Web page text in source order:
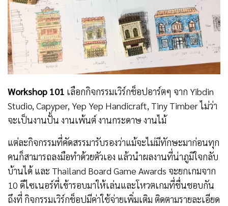
Workshop 101 เลือกกิจกรรมเวิร์กช็อปอาร์ตๆ จาก Yibdin
Studio, Capyper, Yep Yep Handicraft, Tiny Timber ไม่ว่า
จะเป็นงานปั้น งานเพ้นต์ งานกระดาษ งานไม้
แต่ละกิจกรรมที่คัดสรรมารับรองว่าแม้จะไม่มีทักษะมาก่อนทุก
คนก็สามารถลงมือทำด้วยตัวเอง แล้วนำผลงานที่น่าภูมิใจกลับ
บ้านได้ และ Thailand Board Game Awards จะยกเกมจาก
10 ดีไซเนอร์ที่เข้ารอบมาให้เล่นและโหวตเกมที่ชื่นชอบกัน
ถึงที่ กิจกรรมเวิร์กช็อปมีค่าใช้จ่ายเพิ่มเติม ติดตามรายละเอียด